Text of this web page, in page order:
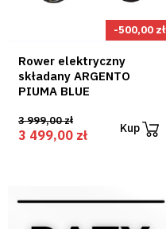
-500,00 zł
Rower elektryczny
składany ARGENTO
PIUMA BLUE
3 999,00 zł
3 499,00 zł Kup